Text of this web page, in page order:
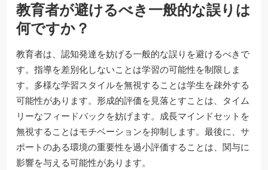
教育者が避けるべき一般的な誤りは
何ですか？
教育者は、認知発達を妨げる一般的な誤りを避けるべきで
す。指導を差別化しないことは学習の可能性を制限しま
す。多様な学習スタイルを無視することは学生を疎外する
可能性があります。形成的評価を見落とすことは、タイム
リーなフィードバックを妨げます。成長マインドセットを
無視することはモチベーションを抑制します。最後に、サ
ポートのある環境の重要性を過小評価することは、関与に
影響を与える可能性があります。